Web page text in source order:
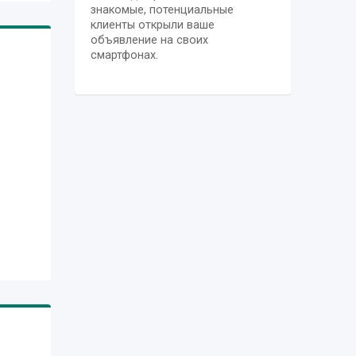
знакомые, потенциальные
клиенты открыли ваше
объявление на своих
смартфонах.